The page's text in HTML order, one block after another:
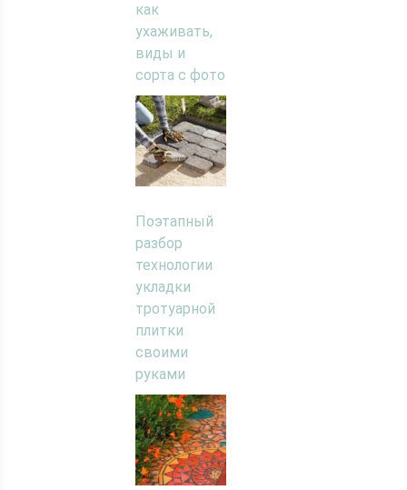
как
ухаживать,
виды и
сорта с фото
Поэтапный
разбор
технологии
укладки
тротуарной
плитки
своими
руками